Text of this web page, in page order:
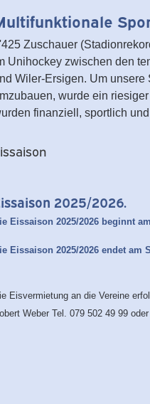
Zuschauer
Unihockey zwischen den
Wiler-Ersigen. Um
wurde ein
finanziell, sportlich
2025/2026.
Eissaison 2025/2026 beginnt
Eissaison 2025/2026 endet am
Eisvermietung an die Vereine
Weber Tel. 079 502 49 99